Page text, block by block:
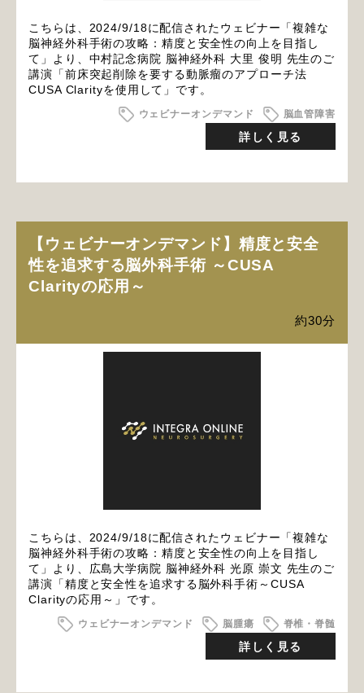
こちらは、2024/9/18に配信されたウェビナー「複雑な
脳神経外科手術の攻略：精度と安全性の向上を目指し
て」より、中村記念病院 脳神経外科 大里 俊明 先生のご
講演「前床突起削除を要する動脈瘤のアプローチ法
CUSA Clarityを使用して」です。
ウェビナーオンデマンド 脳血管障害
詳しく見る
【ウェビナーオンデマンド】精度と安全
性を追求する脳外科手術 ～CUSA
Clarityの応用～
約30分
こちらは、2024/9/18に配信されたウェビナー「複雑な
脳神経外科手術の攻略：精度と安全性の向上を目指し
て」より、広島大学病院 脳神経外科 光原 崇文 先生のご
講演「精度と安全性を追求する脳外科手術～CUSA
Clarityの応用～」です。
ウェビナーオンデマンド 脳腫瘍 脊椎・脊髄
詳しく見る